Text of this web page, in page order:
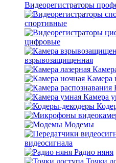
Видеорегистраторы
спортивные
цифровые
взрывозащищенная
Камера
Камера
Модемы
видеосигнала
Радио няня
Точки